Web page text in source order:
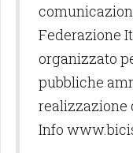
Federazione
organizzato
pubbliche
realizzazione
Info